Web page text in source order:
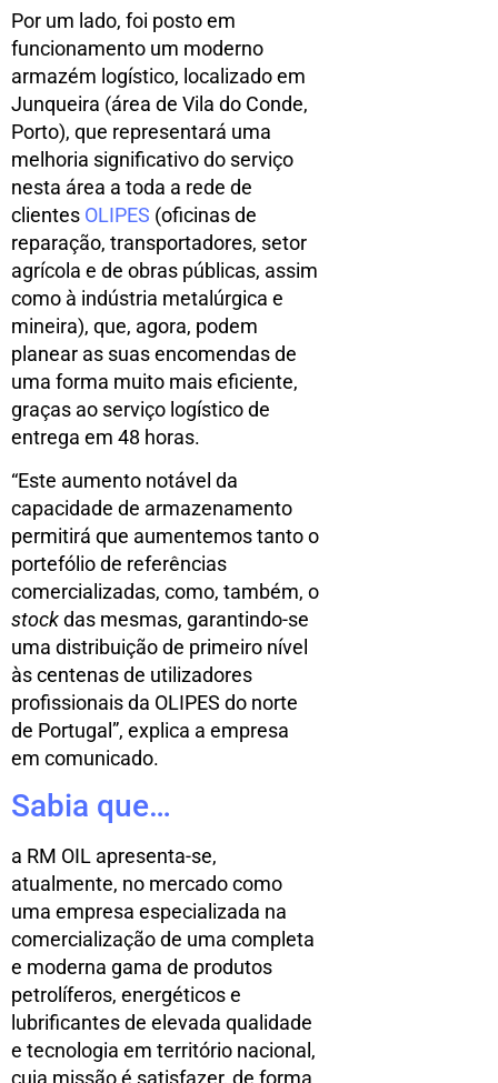
Por um lado, foi posto em
funcionamento um moderno
armazém logístico, localizado em
Junqueira (área de Vila do Conde,
Porto), que representará uma
melhoria significativo do serviço
nesta área a toda a rede de
clientes OLIPES (oficinas de
reparação, transportadores, setor
agrícola e de obras públicas, assim
como à indústria metalúrgica e
mineira), que, agora, podem
planear as suas encomendas de
uma forma muito mais eficiente,
graças ao serviço logístico de
entrega em 48 horas.
“Este aumento notável da
capacidade de armazenamento
permitirá que aumentemos tanto o
portefólio de referências
comercializadas, como, também, o
stockdas mesmas, garantindo-se
uma distribuição de primeiro nível
às centenas de utilizadores
profissionais da OLIPES do norte
de Portugal”, explica a empresa
em comunicado.
Sabia que…
a RM OIL apresenta-se,
atualmente, no mercado como
uma empresa especializada na
comercialização de uma completa
e moderna gama de produtos
petrolíferos, energéticos e
lubrificantes de elevada qualidade
e tecnologia em território nacional,